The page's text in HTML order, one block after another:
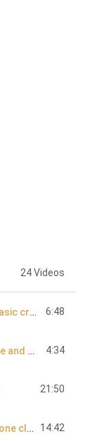
24 Videos
七種新手入門鉤織必學基礎針法 7 basic crochet stitch for beginners 6:48
短針的加針和減針鉤織方法 increase and decrease of single crochet 4:34
21:50
綠色漸變鉤織基礎經典織片 green tone classic granny square 14:42